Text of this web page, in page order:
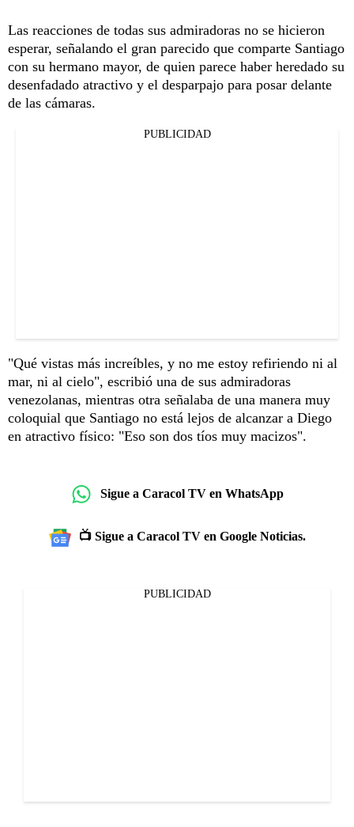
Las reacciones de todas sus admiradoras no se hicieron
esperar, señalando el gran parecido que comparte Santiago
con su hermano mayor, de quien parece haber heredado su
desenfadado atractivo y el desparpajo para posar delante
de las cámaras.
PUBLICIDAD
"Qué vistas más increíbles, y no me estoy refiriendo ni al
mar, ni al cielo", escribió una de sus admiradoras
venezolanas, mientras otra señalaba de una manera muy
coloquial que Santiago no está lejos de alcanzar a Diego
en atractivo físico: "Eso son dos tíos muy macizos".
Sigue a Caracol TV en WhatsApp
📺 Sigue a Caracol TV en Google Noticias.
PUBLICIDAD